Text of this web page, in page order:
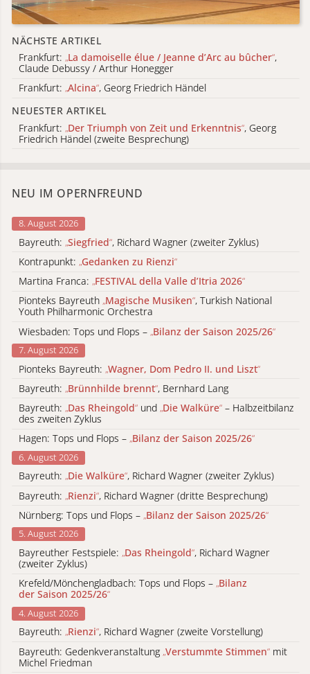
NÄCHSTE ARTIKEL
Frankfurt: „La damoiselle élue / Jeanne d’Arc au bûcher“,
Claude Debussy / Arthur Honegger
Frankfurt: „Alcina“, Georg Friedrich Händel
NEUESTER ARTIKEL
Frankfurt: „Der Triumph von Zeit und Erkenntnis“, Georg
Friedrich Händel (zweite Besprechung)
NEU IM OPERNFREUND
8. August 2026
Bayreuth: „Siegfried“, Richard Wagner (zweiter Zyklus)
Kontrapunkt: „Gedanken zu Rienzi“
Martina Franca: „FESTIVAL della Valle d’Itria 2026“
Pionteks Bayreuth „Magische Musiken“, Turkish National
Youth Philharmonic Orchestra
Wiesbaden: Tops und Flops – „Bilanz der Saison 2025/26“
7. August 2026
Pionteks Bayreuth: „Wagner, Dom Pedro II. und Liszt“
Bayreuth: „Brünnhilde brennt“, Bernhard Lang
Bayreuth: „Das Rheingold“ und „Die Walküre“ – Halbzeitbilanz
des zweiten Zyklus
Hagen: Tops und Flops – „Bilanz der Saison 2025/26“
6. August 2026
Bayreuth: „Die Walküre“, Richard Wagner (zweiter Zyklus)
Bayreuth: „Rienzi“, Richard Wagner (dritte Besprechung)
Nürnberg: Tops und Flops – „Bilanz der Saison 2025/26“
5. August 2026
Bayreuther Festspiele: „Das Rheingold“, Richard Wagner
(zweiter Zyklus)
Krefeld/Mönchengladbach: Tops und Flops – „Bilanz
der Saison 2025/26“
4. August 2026
Bayreuth: „Rienzi“, Richard Wagner (zweite Vorstellung)
Bayreuth: Gedenkveranstaltung „Verstummte Stimmen“ mit
Michel Friedman